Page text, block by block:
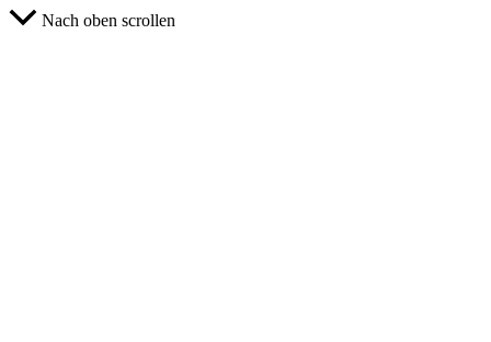
Nach oben scrollen